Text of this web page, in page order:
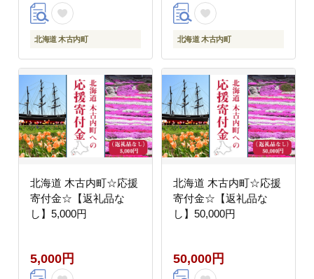
北海道 木古内町 北海道 木古内町
北海道 木古内町☆応援
寄付金☆【返礼品な
し】5,000円
5,000円
北海道 木古内町☆応援
寄付金☆【返礼品な
し】50,000円
50,000円